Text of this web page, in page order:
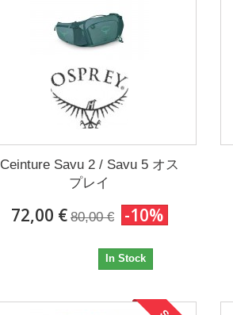
Ceinture Savu 2 / Savu 5 オス
プレイ
72,00 € 80,00 €
-10%
In Stock